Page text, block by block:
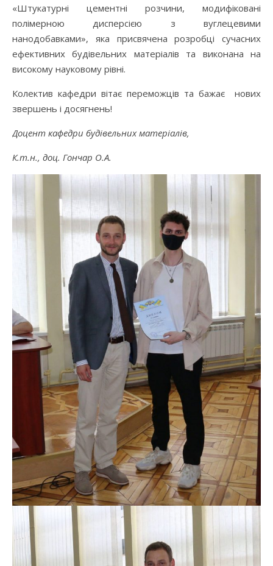
«Штукатурні цементні розчини, модифіковані
полімерною дисперсією з вуглецевими
нанодобавками», яка присвячена розробці сучасних
ефективних будівельних матеріалів та виконана на
високому науковому рівні.
Колектив кафедри вітає переможців та бажає нових
звершень і досягнень!
Доцент кафедри будівельних матеріалів,
К.т.н., доц. Гончар О.А.